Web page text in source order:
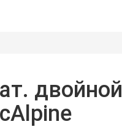
двойной